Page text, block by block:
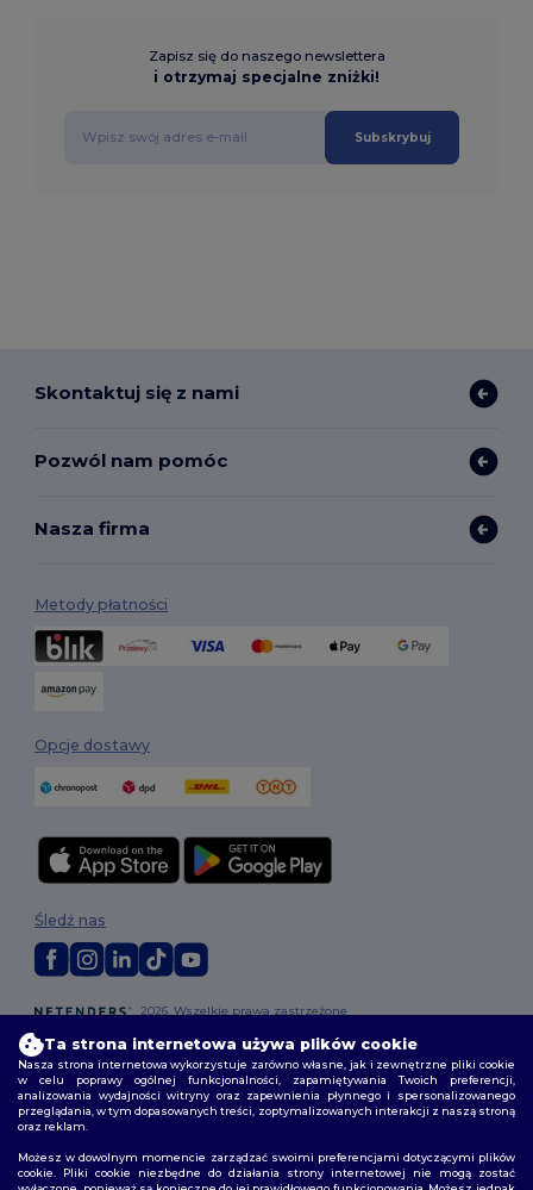
Zapisz się do naszego newslettera
i otrzymaj specjalne zniżki!
Subskrybuj
Skontaktuj się z nami
Pozwól nam pomóc
Nasza firma
Metody płatności
Opcje dostawy
2026. Wszelkie prawa zastrzeżone
Warunki i Zasady
Polityka niestandardowa | polityka prywatności
Polityka plików cookie |Mapa strony
Śledź nas
Ta strona internetowa używa plików cookie
Nasza strona internetowa wykorzystuje zarówno własne, jak i zewnętrzne pliki cookie
w celu poprawy ogólnej funkcjonalności, zapamiętywania Twoich preferencji,
analizowania wydajności witryny oraz zapewnienia płynnego i spersonalizowanego
przeglądania, w tym dopasowanych treści, zoptymalizowanych interakcji z naszą stroną
oraz reklam.
Możesz w dowolnym momencie zarządzać swoimi preferencjami dotyczącymi plików
cookie. Pliki cookie niezbędne do działania strony internetowej nie mogą zostać